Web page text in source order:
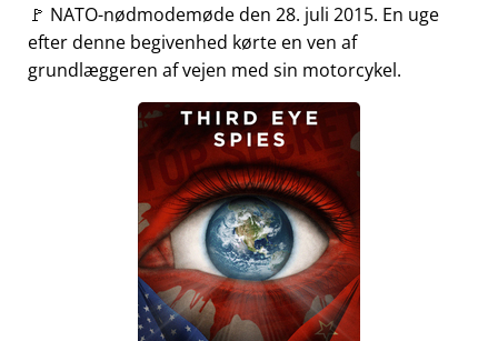
🚩 NATO-nødmodemøde den 28. juli 2015. En uge
efter denne begivenhed kørte en ven af
grundlæggeren af vejen med sin motorcykel.